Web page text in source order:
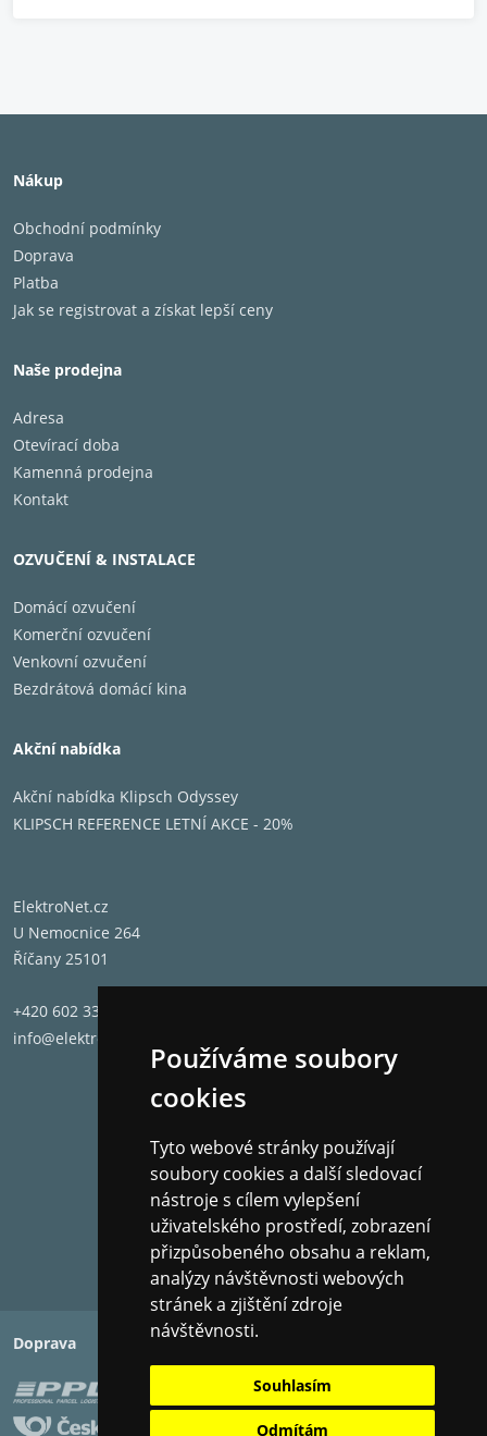
Používáme soubory
cookies
Tyto webové stránky používají
soubory cookies a další sledovací
nástroje s cílem vylepšení
uživatelského prostředí, zobrazení
přizpůsobeného obsahu a reklam,
analýzy návštěvnosti webových
stránek a zjištění zdroje
návštěvnosti.
Souhlasím
Odmítám
Nákup
Obchodní podmínky
Doprava
Platba
Jak se registrovat a získat lepší ceny
Naše prodejna
Adresa
Otevírací doba
Kamenná prodejna
Kontakt
OZVUČENÍ & INSTALACE
Domácí ozvučení
Komerční ozvučení
Venkovní ozvučení
Bezdrátová domácí kina
Akční nabídka
Akční nabídka Klipsch Odyssey
KLIPSCH REFERENCE LETNÍ AKCE - 20%
ElektroNet.cz
U Nemocnice 264
Říčany 25101
+420 602 331 662
info@elektronet.cz
Doprava Platba